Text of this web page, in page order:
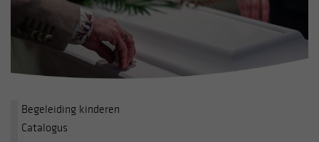
Begeleiding kinderen
Catalogus